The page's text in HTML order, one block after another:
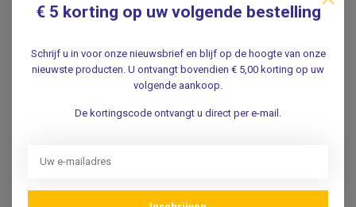
Silvertex - Celery 122-5019
Silvertex - Citrus 122-2091
Silvertex - Teal 122-2100
Silvertex - Aubergine 122-7001
Silvertex - Plat 122-4001
€ 5 korting op uw volgende bestelling
Schrijf u in voor onze nieuwsbrief en blijf op de hoogte van onze
nieuwste producten. U ontvangt bovendien € 5,00 korting op uw
volgende aankoop.
De kortingscode ontvangt u direct per e-mail.